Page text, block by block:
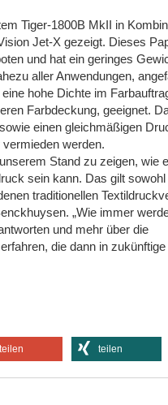
Tiger-1800B MkII in
Jet-X gezeigt. Dieses
und hat ein geringes
aller Anwendungen,
hohe Dichte im
Farbdeckung, geeignet.
einen gleichmäßigen
werden.
Stand zu zeigen, wie
sein kann. Das gilt
traditionellen
„Wie immer
und mehr über die
die dann in
teilen teilen